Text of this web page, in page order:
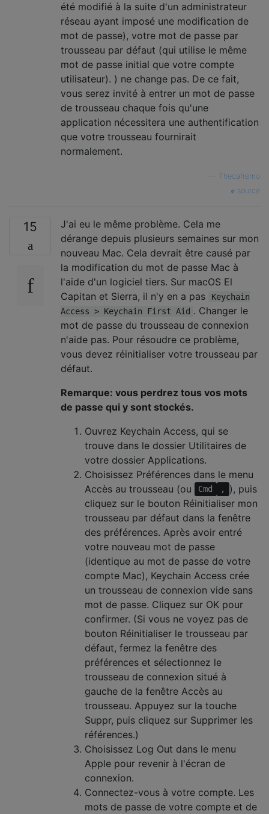
été modifié à la suite d'un administrateur
réseau ayant imposé une modification de
mot de passe), votre mot de passe par
trousseau par défaut (qui utilise le même
mot de passe initial que votre compte
utilisateur). ) ne change pas. De ce fait,
vous serez invité à entrer un mot de passe
de trousseau chaque fois qu'une
application nécessitera une authentification
que votre trousseau fournirait
normalement.
Thecafremo
source
15
J'ai eu le même problème. Cela me
dérange depuis plusieurs semaines sur mon
nouveau Mac. Cela devrait être causé par
la modification du mot de passe Mac à
l'aide d'un logiciel tiers. Sur macOS El
Capitan et Sierra, il n'y en a pas
Keychain
Access > Keychain First Aid . Changer le
mot de passe du trousseau de connexion
n'aide pas. Pour résoudre ce problème,
vous devez réinitialiser votre trousseau par
défaut.
Remarque: vous perdrez tous vos mots
de passe qui y sont stockés.
Ouvrez Keychain Access, qui se
trouve dans le dossier Utilitaires de
votre dossier Applications.
Choisissez Préférences dans le menu
Accès au trousseau (ou
Cmd ,
), puis
cliquez sur le bouton Réinitialiser mon
trousseau par défaut dans la fenêtre
des préférences. Après avoir entré
votre nouveau mot de passe
(identique au mot de passe de votre
compte Mac), Keychain Access crée
un trousseau de connexion vide sans
mot de passe. Cliquez sur OK pour
confirmer. (Si vous ne voyez pas de
bouton Réinitialiser le trousseau par
défaut, fermez la fenêtre des
préférences et sélectionnez le
trousseau de connexion situé à
gauche de la fenêtre Accès au
trousseau. Appuyez sur la touche
Suppr, puis cliquez sur Supprimer les
références.)
Choisissez Log Out dans le menu
Apple pour revenir à l'écran de
connexion.
Connectez-vous à votre compte. Les
mots de passe de votre compte et de